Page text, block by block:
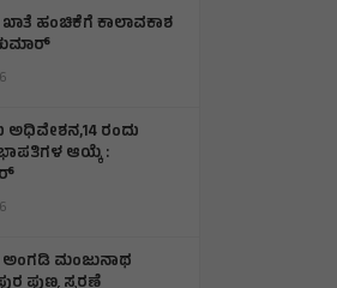
ಹಂಚಿಕೆಗೆ ಕಾಲಾವಕಾಶ
ಅಧಿವೇಶನ,14 ರಂದು
ಆಯ್ಕೆ :
ಅಂಗಡಿ ಮಂಜುನಾಥ